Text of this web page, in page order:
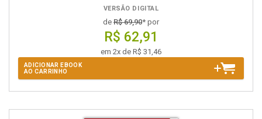
VERSÃO DIGITAL
de R$ 69,90* por
R$ 62,91
em 2x de R$ 31,46
ADICIONAR EBOOK
AO CARRINHO